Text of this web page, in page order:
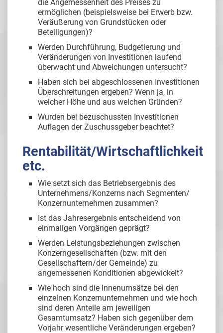
die Angemessenheit des Preises zu
ermöglichen (beispielsweise bei Erwerb bzw.
Veräußerung von Grundstücken oder
Beteiligungen)?
Werden Durchführung, Budgetierung und
Veränderungen von Investitionen laufend
überwacht und Abweichungen untersucht?
Haben sich bei abgeschlossenen Investitionen
Überschreitungen ergeben? Wenn ja, in
welcher Höhe und aus welchen Gründen?
Wurden bei bezuschussten Investitionen
Auflagen der Zuschussgeber beachtet?
Rentabilität/Wirtschaftlichkeit
etc.
Wie setzt sich das Betriebsergebnis des
Unternehmens/Konzerns nach Segmenten/
Konzernunternehmen zusammen?
Ist das Jahresergebnis entscheidend von
einmaligen Vorgängen geprägt?
Werden Leistungsbeziehungen zwischen
Konzerngesellschaften (bzw. mit den
Gesellschaftern/der Gemeinde) zu
angemessenen Konditionen abgewickelt?
Wie hoch sind die Innenumsätze bei den
einzelnen Konzernunternehmen und wie hoch
sind deren Anteile am jeweiligen
Gesamtumsatz? Haben sich gegenüber dem
Vorjahr wesentliche Veränderungen ergeben?